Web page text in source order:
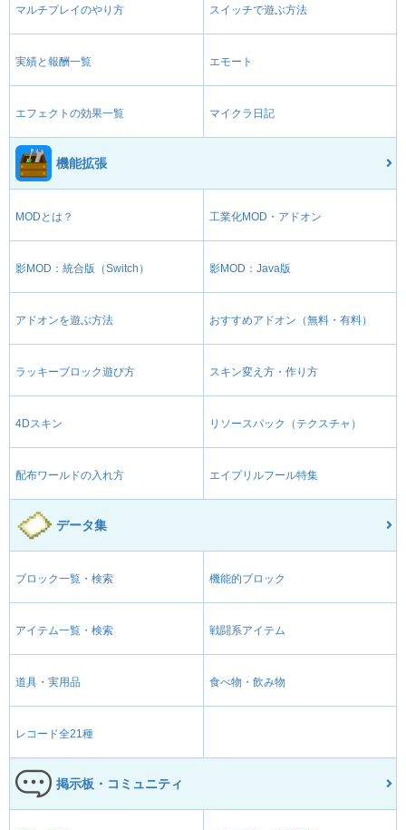
マルチプレイのやり方 スイッチで遊ぶ方法
実績と報酬一覧 エモート
エフェクトの効果一覧 マイクラ日記
機能拡張
MODとは？ 工業化MOD・アドオン
影MOD：統合版（Switch） 影MOD：Java版
アドオンを遊ぶ方法 おすすめアドオン（無料・有料）
ラッキーブロック遊び方 スキン変え方・作り方
4Dスキン リソースパック（テクスチャ）
配布ワールドの入れ方 エイプリルフール特集
データ集
ブロック一覧・検索 機能的ブロック
アイテム一覧・検索 戦闘系アイテム
道具・実用品 食べ物・飲み物
レコード全21種
掲示板・コミュニティ